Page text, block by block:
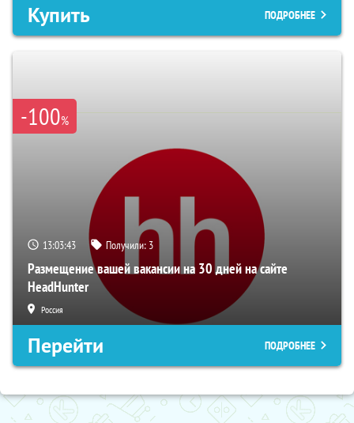
Купить ПОДРОБНЕЕ
-100%
13:03:42 Получили: 3
Размещение вашей вакансии на 30 дней на сайте
HeadHunter
Россия
Перейти ПОДРОБНЕЕ